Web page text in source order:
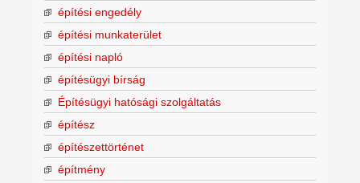
építési engedély
építési munkaterület
építési napló
építésügyi bírság
Építésügyi hatósági szolgáltatás
építész
építészettörténet
építmény